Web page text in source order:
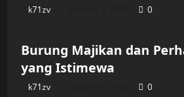
k71zv 0
Uncategorized
Burung Majikan dan
yang Istimewa
k71zv 0
Uncategorized